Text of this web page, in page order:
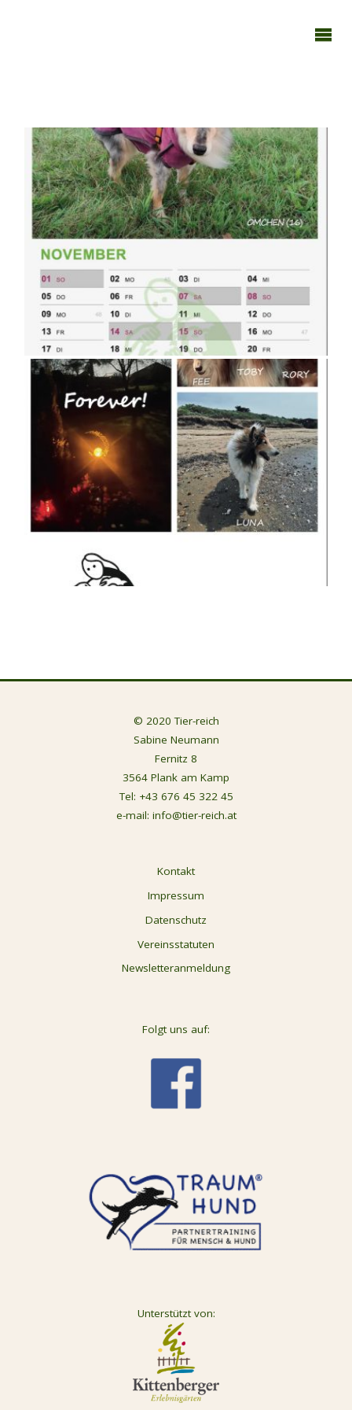
© 2020 Tier-reich
Sabine Neumann
Fernitz 8
3564 Plank am Kamp
Tel: +43 676 45 322 45
e-mail: info@tier-reich.at
Kontakt
Impressum
Datenschutz
Vereinsstatuten
Newsletteranmeldung
Folgt uns auf:
Unterstützt von: